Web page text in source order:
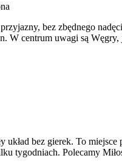
bez zbędnego
W centrum uwagi są
bez gierek. To
tygodniach. Polecamy